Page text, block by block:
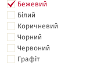
Бежевий
Білий
Коричневий
Чорний
Червоний
Графіт